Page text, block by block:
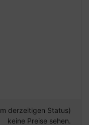
derzeitigen Status)
keine Preise sehen.